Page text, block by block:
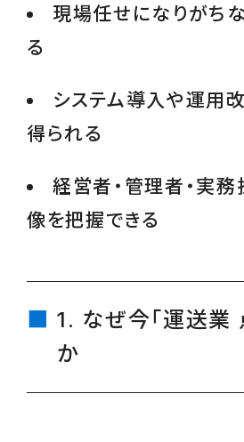
現場任せになりがち
る
システム導入や運用
得られる
経営者・管理者・実
像を把握できる
1. なぜ今「運送業
か